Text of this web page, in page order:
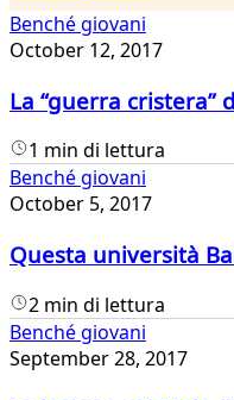
Benché giovani
October 12, 2017
La “guerra cristera”
1 min di lettura
Benché giovani
October 5, 2017
Questa università
2 min di lettura
Benché giovani
September 28, 2017